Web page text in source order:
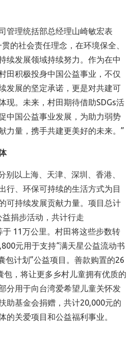
管理统括部总经理山崎敏宏表
的社会责任理念，在环境保全、
续发展领域持续努力。作为在中
田积极投身中国公益事业，不仅
发展的坚定承诺，更是对共建可
现。未来，村田期待借助SDGs活
中国公益事业发展，为助力弱势
力量，携手共建更美好的未来。”
别以上海、天津、深圳、香港、
行、环保可持续的生活方式为目
可持续发展贡献力量。项目总计
捐步活动，共计行走
11万公里。村田将这些步数转
元用于支持“满天星公益流动书
包计划”公益项目。善款购置的26
包，将让更多乡村儿童拥有优质的
分用于向台湾爱希望儿童关怀发
助基金会捐赠，共计20,000元的
的关爱项目和公益福利事业。